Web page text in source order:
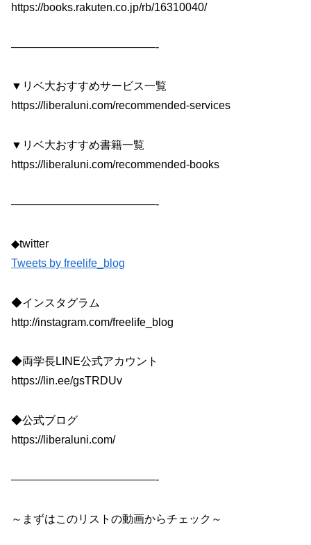
https://books.rakuten.co.jp/rb/16310040/
—————————————-
▼リベ大おすすめサービス一覧
https://liberaluni.com/recommended-services
▼リベ大おすすめ書籍一覧
https://liberaluni.com/recommended-books
—————————————-
◆twitter
Tweets by freelife_blog
◆インスタグラム
http://instagram.com/freelife_blog
◆両学長LINE公式アカウント
https://lin.ee/gsTRDUv
◆公式ブログ
https://liberaluni.com/
—————————————-
～まずはこのリストの動画からチェック～